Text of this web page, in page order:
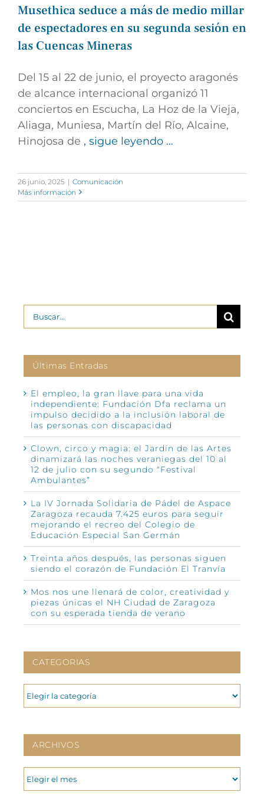
Musethica seduce a más de medio millar
de espectadores en su segunda sesión en
las Cuencas Mineras
Del 15 al 22 de junio, el proyecto aragonés
de alcance internacional organizó 11
conciertos en Escucha, La Hoz de la Vieja,
Aliaga, Muniesa, Martín del Río, Alcaine,
Hinojosa de , sigue leyendo …
26 junio, 2025 | Comunicación
Más información
Buscar:
Últimas Entradas
El empleo, la gran llave para una vida
independiente: Fundación Dfa reclama un
impulso decidido a la inclusión laboral de
las personas con discapacidad
Clown, circo y magia: el Jardín de las Artes
dinamizará las noches veraniegas del 10 al
12 de julio con su segundo “Festival
Ambulantes”
La IV Jornada Solidaria de Pádel de Aspace
Zaragoza recauda 7.425 euros para seguir
mejorando el recreo del Colegio de
Educación Especial San Germán
Treinta años después, las personas siguen
siendo el corazón de Fundación El Tranvía
Mos nos une llenará de color, creatividad y
piezas únicas el NH Ciudad de Zaragoza
con su esperada tienda de verano
CATEGORIAS
CATEGORIAS
ARCHIVOS
ARCHIVOS